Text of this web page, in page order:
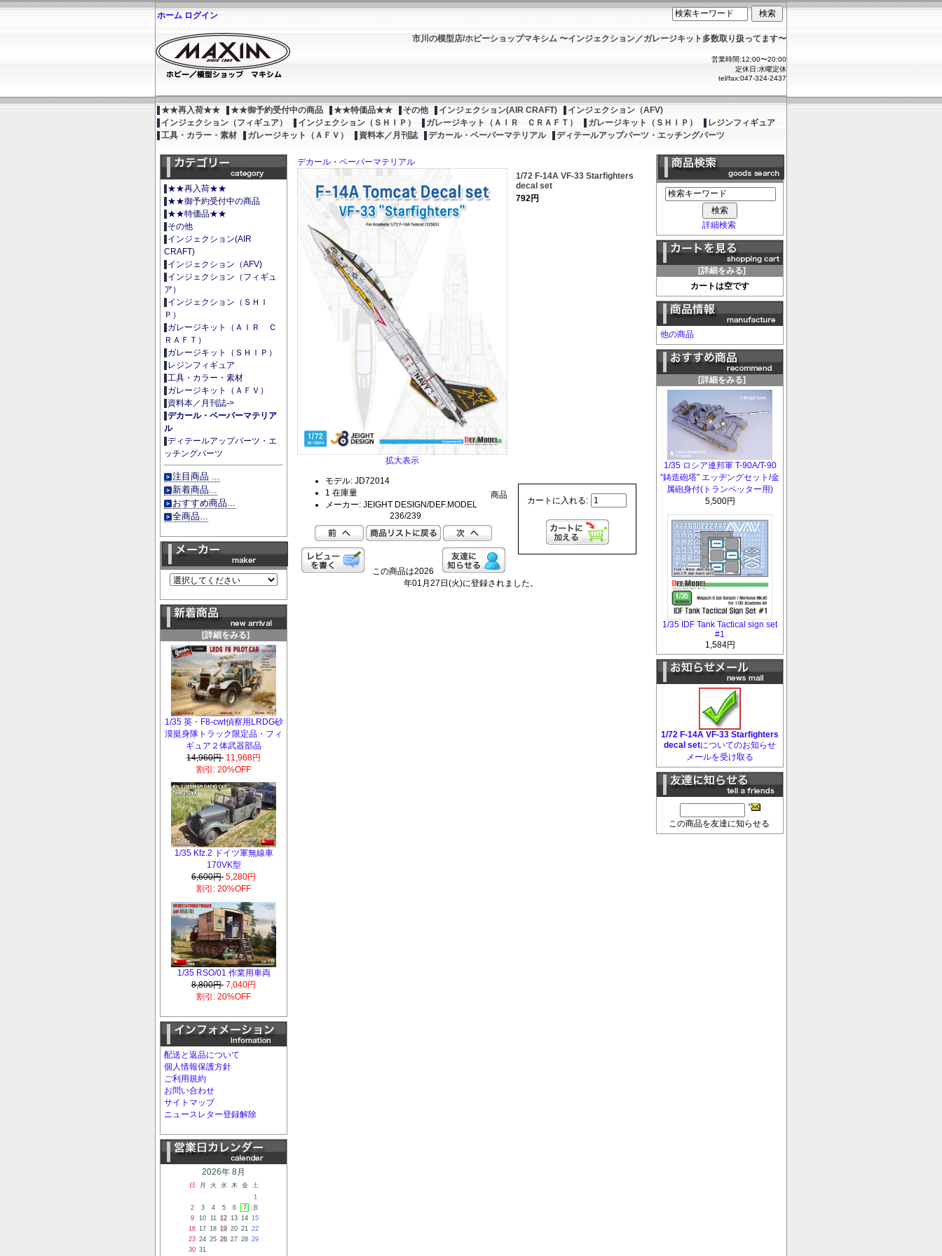
ホーム ログイン
市川の模型店/ホビーショップマキシム 〜インジェクション／ガレージキット多数取り扱ってます〜
営業時間:12:00〜20:00
定休日:水曜定休
tel/fax:047-324-2437
★★再入荷★★ ★★御予約受付中の商品 ★★特価品★★ その他 インジェクション(AIR CRAFT)
インジェクション（AFV)
インジェクション（フィギュア）
インジェクション（ＳＨＩＰ） ガレージキット（ＡＩＲ ＣＲＡＦＴ） ガレージキット（ＳＨＩＰ）
レジンフィギュア
工具・カラー・素材
ガレージキット（ＡＦＶ） 資料本／月刊誌 デカール・ペーパーマテリアル ディテールアップパーツ・エッチングパーツ
★★再入荷★★
★★御予約受付中の商品
★★特価品★★
その他
インジェクション(AIR
CRAFT)
インジェクション（AFV)
インジェクション（フィギュ
ア）
インジェクション（ＳＨＩ
Ｐ）
ガレージキット（ＡＩＲ Ｃ
ＲＡＦＴ）
ガレージキット（ＳＨＩＰ）
レジンフィギュア
工具・カラー・素材
ガレージキット（ＡＦＶ）
資料本／月刊誌->
デカール・ペーパーマテリア
ル
ディテールアップパーツ・エ
ッチングパーツ
注目商品 ...
新着商品...
おすすめ商品...
全商品...
[詳細をみる]
1/35 英・F8-cwt偵察用LRDG砂
漠挺身隊トラック限定品・フィ
ギュア２体武器部品
14,960円 11,968円
割引: 20%OFF
1/35 Kfz.2 ドイツ軍無線車
170VK型
6,600円 5,280円
割引: 20%OFF
1/35 RSO/01 作業用車両
8,800円 7,040円
割引: 20%OFF
配送と返品について
個人情報保護方針
ご利用規約
お問い合わせ
サイトマップ
ニュースレター登録解除
2026年 8月
日 月 火 水 木 金
土
1
2
3 4 5 6 7
8
9
10 11 12 13 14 15
16 17 18 19 20 21 22
23 24 25 26 27 28 29
30 31
デカール・ペーパーマテリアル
拡大表示
1/72 F-14A VF-33 Starfighters
decal set
792円
カートに入れる:
モデル: JD72014
1 在庫量
メーカー: JEIGHT DESIGN/DEF.MODEL
商品
236/239
この商品は2026
年01月27日(火)に登録されました。
詳細検索
[詳細をみる]
カートは空です
他の商品
[詳細をみる]
1/35 ロシア連邦軍 T-90A/T-90
"鋳造砲塔" エッヂングセット/金
属砲身付(トランペッター用)
5,500円
1/35 IDF Tank Tactical sign set
#1
1,584円
1/72 F-14A VF-33 Starfighters
decal setについてのお知らせ
メールを受け取る
この商品を友達に知らせる